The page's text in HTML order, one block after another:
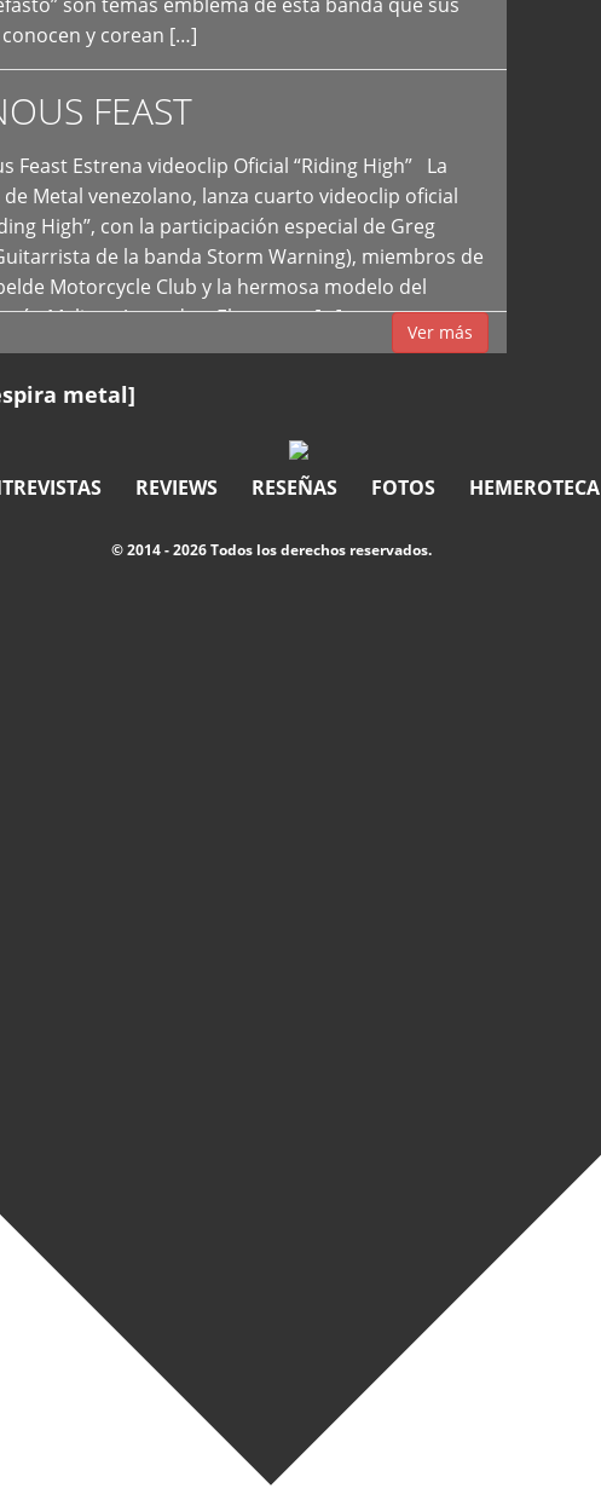
y corean […]
FEAST
Feast Estrena videoclip Oficial “Riding High” La
Metal venezolano, lanza cuarto videoclip oficial
High”, con la participación especial de Greg
de la banda Storm Warning), miembros de
Motorcycle Club y la hermosa modelo del
Melissa Acevedo. El potente […]
Ver más
metal]
REVIEWS RESEÑAS FOTOS HEMEROTECA
© 2014 - 2026 Todos los derechos reservados.